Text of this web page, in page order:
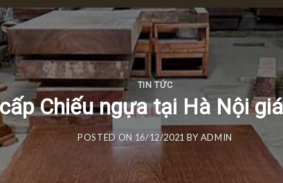
TIN TỨC
Chiếu ngựa tại Hà Nội
POSTED ON 16/12/2021 BYADMIN